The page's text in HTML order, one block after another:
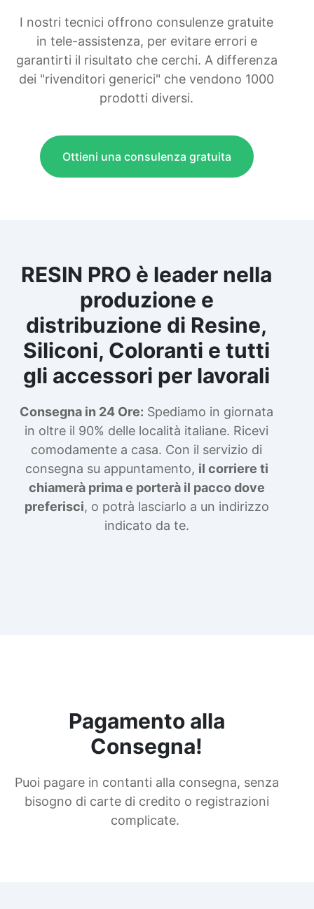
I nostri tecnici offrono consulenze gratuite
in tele-assistenza, per evitare errori e
garantirti il risultato che cerchi. A differenza
dei "rivenditori generici" che vendono 1000
prodotti diversi.
Ottieni una consulenza gratuita
RESIN PRO è leader nella
produzione e
distribuzione di Resine,
Siliconi, Coloranti e tutti
gli accessori per lavorali
Consegna in 24 Ore: Spediamo in giornata
in oltre il 90% delle località italiane. Ricevi
comodamente a casa. Con il servizio di
consegna su appuntamento, il corriere ti
chiamerà prima e porterà il pacco dove
preferisci, o potrà lasciarlo a un indirizzo
indicato da te.
Pagamento alla
Consegna!
Puoi pagare in contanti alla consegna, senza
bisogno di carte di credito o registrazioni
complicate.